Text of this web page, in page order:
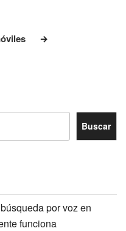
Buscar
por voz en
funciona